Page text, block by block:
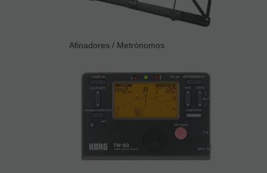
Afinadores / Metrónomos